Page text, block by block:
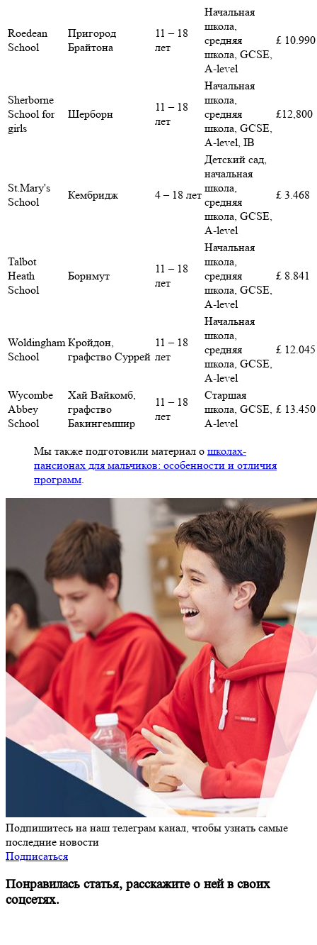
Roedean
School
Пригород
Брайтона
11 – 18
лет
Начальная
школа,
средняя
школа, GCSE,
A-level
£ 10.990
Sherborne
School for
girls
Шерборн
11 – 18
лет
Начальная
школа,
средняя
школа, GCSE,
A-level, IB
£12,800
St.Mary's
School
Кембридж 4 – 18 лет
Детский сад,
начальная
школа,
средняя
школа, GCSE,
A-level
£ 3.468
Talbot
Heath
School
Борнмут
11 – 18
лет
Начальная
школа,
средняя
школа, GCSE,
A-level
£ 8.841
Woldingham
School
Кройдон,
графство Суррей
11 – 18
лет
Начальная
школа,
средняя
школа, GCSE,
A-level
£ 12.045
Wycombe
Abbey
School
Хай Вайкомб,
графство
Бакингемшир
11 – 18
лет
Старшая
школа, GCSE,
A-level
£ 13.450
Мы также подготовили материал о школах-
пансионах для мальчиков: особенности и отличия
программ.
Подпишитесь на наш телеграм канал, чтобы узнать самые
последние новости
Подписаться
Понравилась статья, расскажите о ней в своих
соцсетях.